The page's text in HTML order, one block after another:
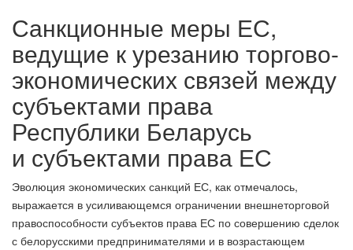
Санкционные меры ЕС,
ведущие к урезанию торгово-
экономических связей между
субъектами права
Республики Беларусь
и субъектами права ЕС
Эволюция экономических санкций ЕС, как отмечалось,
выражается в усиливающемся ограничении внешнеторговой
правоспособности субъектов права ЕС по совершению сделок
с белорусскими предпринимателями и в возрастающем